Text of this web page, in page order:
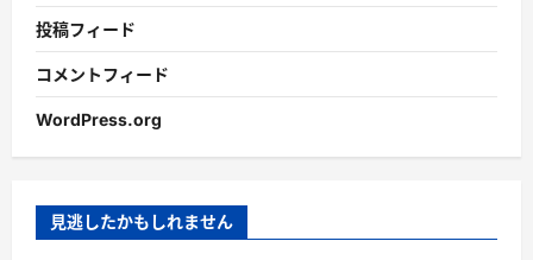
投稿フィード
コメントフィード
WordPress.org
見逃したかもしれません